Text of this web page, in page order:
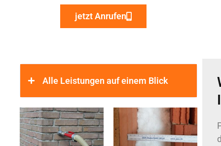
jetzt Anrufen
Alle Leistungen auf einem Blick